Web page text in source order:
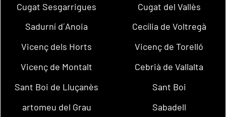
Cugat Sesgarrigues
Cugat del Vallès
Sadurní d´Anoia
Cecília de Voltregà
Vicenç dels Horts
Vicenç de Torelló
Vicenç de Montalt
Cebrià de Vallalta
Sant Boi de Lluçanès
Sant Boi
artomeu del Grau
Sabadell